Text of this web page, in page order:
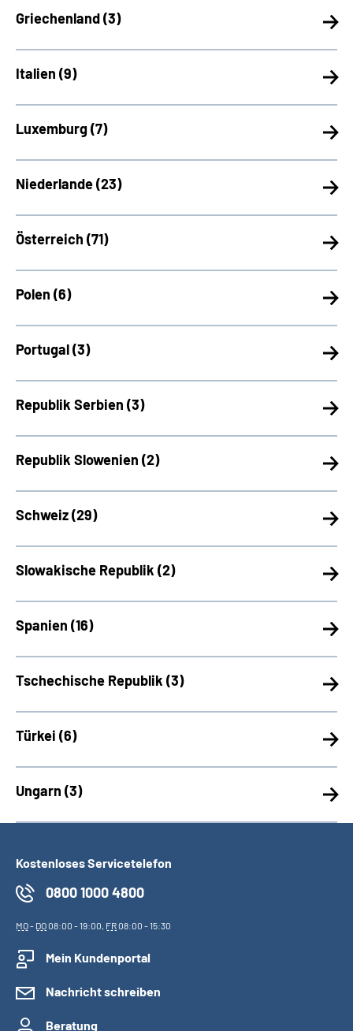
Griechenland (3)
Italien (9)
Luxemburg (7)
Niederlande (23)
Österreich (71)
Polen (6)
Portugal (3)
Republik Serbien (3)
Republik Slowenien (2)
Schweiz (29)
Slowakische Republik (2)
Spanien (16)
Tschechische Republik (3)
Türkei (6)
Ungarn (3)
Kostenloses Servicetelefon
0800 1000 4800
MO- DO08:00 - 19:00, FR08:00 - 15:30
Mein Kundenportal
Nachricht schreiben
Beratung